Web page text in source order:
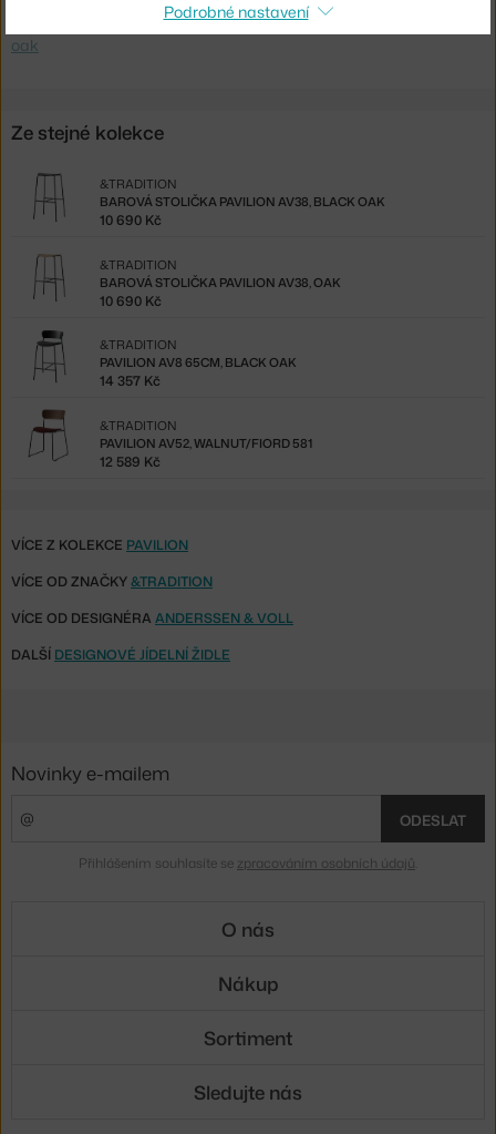
Shopping from the EU? Switch toPavilion Side Chair AV51, black
oak
Ze stejné kolekce
BAROVÁ STOLIČKA PAVILION AV38, BLACK OAK
&TRADITION
10 690 Kč
BAROVÁ STOLIČKA PAVILION AV38, OAK
&TRADITION
10 690 Kč
PAVILION AV8 65CM, BLACK OAK
&TRADITION
14 357 Kč
PAVILION AV52, WALNUT/FIORD 581
&TRADITION
12 589 Kč
VÍCE Z KOLEKCE PAVILION
VÍCE OD ZNAČKY&TRADITION
VÍCE OD DESIGNÉRA ANDERSSEN & VOLL
DALŠÍ DESIGNOVÉ JÍDELNÍ ŽIDLE
Podrobné nastavení
Novinky e-mailem
ODESLAT
Přihlášením souhlasíte se zpracováním osobních údajů
O nás
Nákup
Sortiment
Sledujte nás